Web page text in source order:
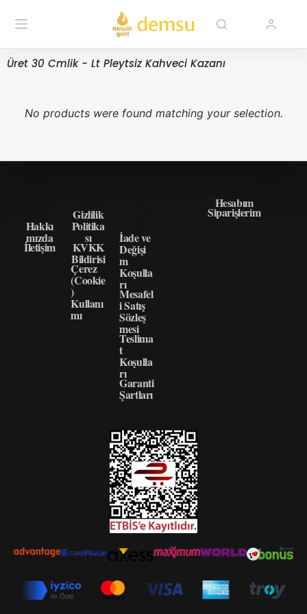
Üret 30 Cmlik - Lt Pleytsiz Kahveci Kazanı
No products were found matching your selection.
Hakkı
mızda
İletişim
Gizlilik
Politika
sı
KVKK
Bildirisi
Çerez
(Cookie
)
Kullanı
mı
İade ve
Değişi
m
Koşulla
rı
Mesafel
i Satış
Sözleş
mesi
Teslima
t
Koşulla
rı
Garanti
Şartları
Hesabım
Siparişlerim